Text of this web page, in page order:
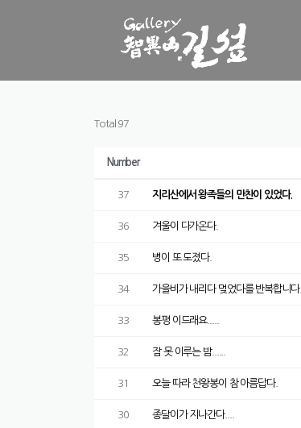
Total 97
Number
37 지리산에서 왕족들의 만찬이 있었다.
36 겨울이 다가온다.
35 병이 또 도졌다.
34 가을비가 내리다 멎었다를 반복합니다.
33 봉평 이드래요.....
32 잠 못 이루는 밤......
31 오늘 따라 천왕봉이 참 아름답다.
30 종달이가 지나간다....